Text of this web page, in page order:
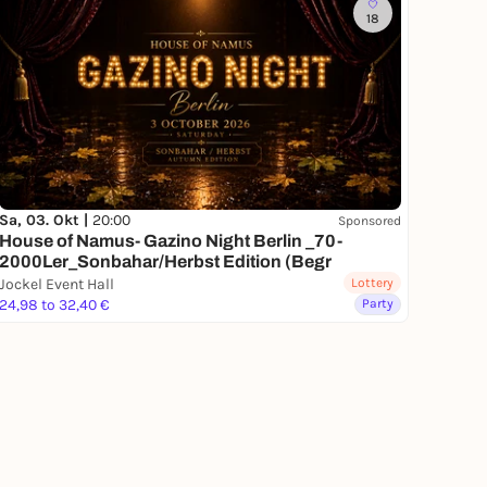
18
Sa, 03. Okt | 20:00 Sponsored
House of Namus- Gazino Night Berlin _70-
2000Ler_Sonbahar/Herbst Edition (Begr
Jockel Event Hall
24,98 to 32,40 €
Lottery
Party